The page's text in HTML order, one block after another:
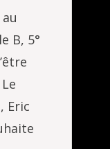
B, 5°
Eric